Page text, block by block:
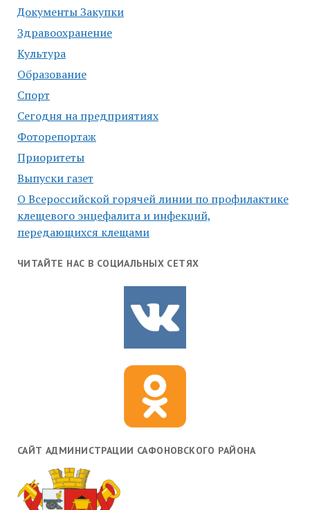
Документы Закупки
Здравоохранение
Культура
Образование
Спорт
Сегодня на предприятиях
Фоторепортаж
Приоритеты
Выпуски газет
О Всероссийской горячей линии по профилактике
клещевого энцефалита и инфекций,
передающихся клещами
ЧИТАЙТЕ НАС В СОЦИАЛЬНЫХ СЕТЯХ
САЙТ АДМИНИСТРАЦИИ САФОНОВСКОГО РАЙОНА